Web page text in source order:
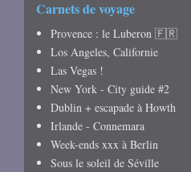
Carnets de voyage
Provence : le Luberon 🇫🇷
Los Angeles, Californie
Las Vegas !
New York - City guide #2
Dublin + escapade à Howth
Irlande - Connemara
Week-ends xxx à Berlin
Sous le soleil de Séville